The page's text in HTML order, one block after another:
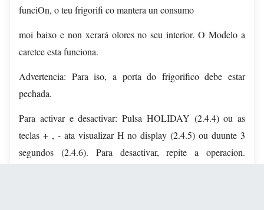
funciOn, o teu frigorifi co mantera un consumo
moi baixo e non xerará olores no seu interior. O Modelo a
caretce esta funciona.
Advertencia: Para iso, a porta do frigorifico debe estar
pechada.
Para activar e desactivar: Pulsa HOLIDAY (2.4.4) ou as
teclas + , - ata visualizar H no display (2.4.5) ou duunte 3
segundos (2.4.6). Para desactivar, repite a operacion.